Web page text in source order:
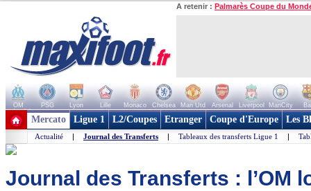
A retenir : Palmarès Coupe du
OM PSG Lyon Lille Monaco Chelsea Man Utd Arsenal Liverpool ManCity
+ de clubs
Mercato Ligue 1 L2/Coupes Etranger Coupe d'Europe Les
Actualité | Journal des Transferts | Tableaux des transferts Ligue 1 |
Journal des Transferts : l’OM